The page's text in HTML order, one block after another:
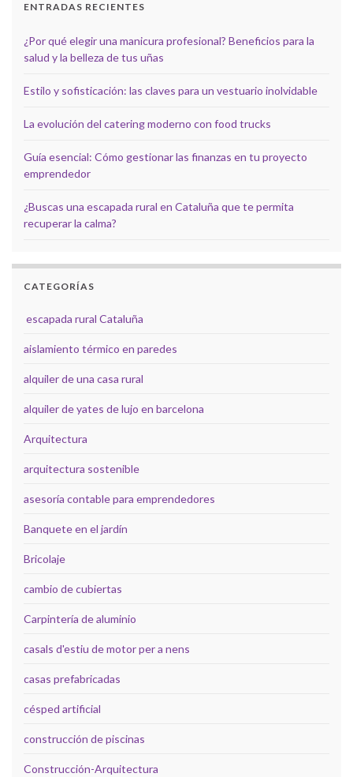
ENTRADAS RECIENTES
¿Por qué elegir una manicura profesional? Beneficios para la
salud y la belleza de tus uñas
Estilo y sofisticación: las claves para un vestuario inolvidable
La evolución del catering moderno con food trucks
Guía esencial: Cómo gestionar las finanzas en tu proyecto
emprendedor
¿Buscas una escapada rural en Cataluña que te permita
recuperar la calma?
CATEGORÍAS
escapada rural Cataluña
aislamiento térmico en paredes
alquiler de una casa rural
alquiler de yates de lujo en barcelona
Arquitectura
arquitectura sostenible
asesoría contable para emprendedores
Banquete en el jardín
Bricolaje
cambio de cubiertas
Carpintería de aluminio
casals d'estiu de motor per a nens
casas prefabricadas
césped artificial
construcción de piscinas
Construcción-Arquitectura